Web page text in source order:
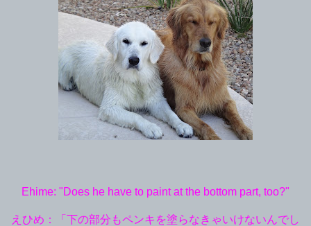
Ehime: "Does he have to paint at the bottom part, too?"
えひめ：「下の部分もペンキを塗らなきゃいけないんでし